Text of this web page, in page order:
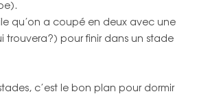
qu’on a coupé en deux avec une
trouvera?) pour finir dans un stade
c’est le bon plan pour dormir